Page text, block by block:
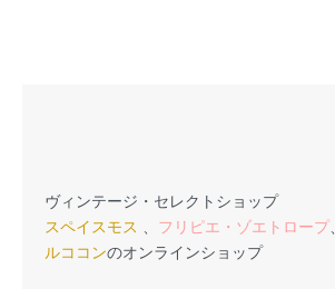
ヴィンテージ・セレクトショップ
スペイスモス 、 フリピエ・ゾエトロープ、
ルココンのオンラインショップ